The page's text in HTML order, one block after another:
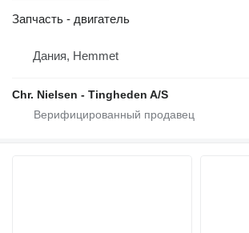
Запчасть - двигатель
Дания, Hemmet
Chr. Nielsen - Tingheden A/S